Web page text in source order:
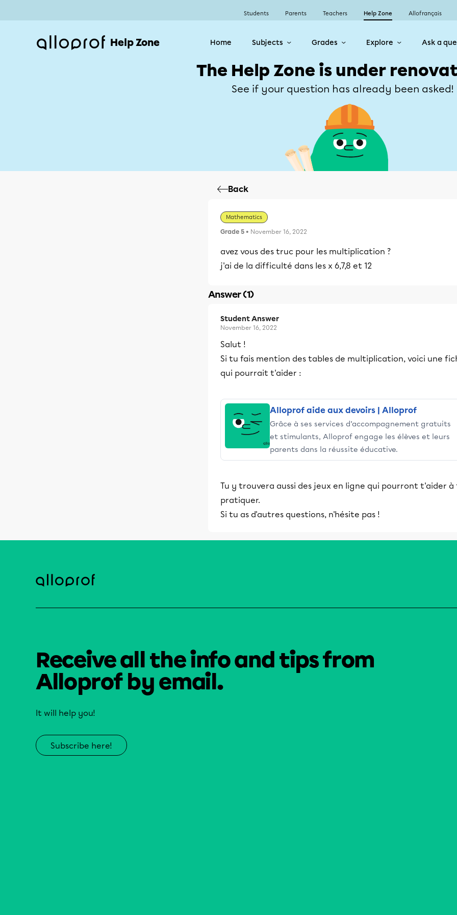
Students Parents Teachers Help Zone Allofrançais
Help Zone Home Subjects Grades Explore Ask a
The Help Zone is under
See if your question has already been asked!
Back
Mathematics
Grade 5 • November 16, 2022
avez vous des truc pour les multiplication ?
j'ai de la difficulté dans les x 6,7,8 et 12
Answer (1)
Student Answer
November 16, 2022
Salut !
Si tu fais mention des tables de multiplication, voici une
qui pourrait t'aider :
Alloprof aide aux devoirs | Alloprof
Grâce à ses services d’accompagnement gratuits
et stimulants, Alloprof engage les élèves et leurs
parents dans la réussite éducative.
Tu y trouvera aussi des jeux en ligne qui pourront t'aider à
pratiquer.
Si tu as d'autres questions, n'hésite pas !
Receive all the info and tips from
Alloprof by email.
It will help you!
Subscribe here!